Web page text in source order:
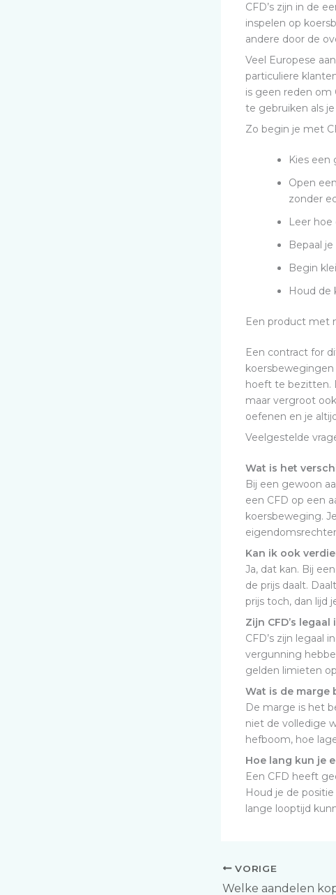
CFD’s zijn in de
inspelen op
andere door de
Veel Europese
particuliere
is geen reden om
te gebruiken als
Zo begin je met
Kies een
Open
zonder
Leer
Bepaal
Begin
Houd de
Een product met
Een contract for
hoeft te bezitten.
maar vergroot
oefenen en je
Veelgestelde
Wat is het
Bij een gewoon
een CFD op een
koersbeweging.
Kan ik ook
Ja, dat kan. Bij
de prijs daalt.
prijs toch, dan lijd
Zijn CFD’s
CFD’s zijn legaal
vergunning
gelden limieten
Wat is de marge
De marge is het
niet de volledige
hefboom, hoe
Hoe lang kun je
Een CFD heeft
Houd je de
lange looptijd
VORIGE